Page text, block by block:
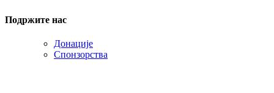
Подржите нас
Донације
Спонзорства